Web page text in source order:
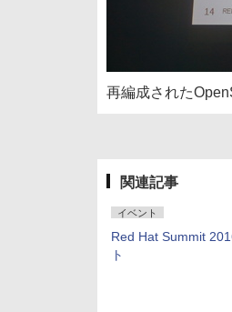
再編成された
関連記事
イベント
Red Hat Summit
ト